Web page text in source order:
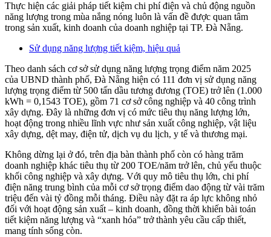
Thực hiện các giải pháp tiết kiệm chi phí điện và chủ động nguồn
năng lượng trong mùa nắng nóng luôn là vấn đề được quan tâm
trong sản xuất, kinh doanh của doanh nghiệp tại TP. Đà Nẵng.
Sử dụng năng lượng tiết kiệm, hiệu quả
Theo danh sách cơ sở sử dụng năng lượng trọng điểm năm 2025
của UBND thành phố, Đà Nẵng hiện có 111 đơn vị sử dụng năng
lượng trọng điểm từ 500 tấn dầu tương đương (TOE) trở lên (1.000
kWh = 0,1543 TOE), gồm 71 cơ sở công nghiệp và 40 công trình
xây dựng. Đây là những đơn vị có mức tiêu thụ năng lượng lớn,
hoạt động trong nhiều lĩnh vực như sản xuất công nghiệp, vật liệu
xây dựng, dệt may, điện tử, dịch vụ du lịch, y tế và thương mại.
Không dừng lại ở đó, trên địa bàn thành phố còn có hàng trăm
doanh nghiệp khác tiêu thụ từ 200 TOE/năm trở lên, chủ yếu thuộc
khối công nghiệp và xây dựng. Với quy mô tiêu thụ lớn, chi phí
điện năng trung bình của mỗi cơ sở trọng điểm dao động từ vài trăm
triệu đến vài tỷ đồng mỗi tháng. Điều này đặt ra áp lực không nhỏ
đối với hoạt động sản xuất – kinh doanh, đồng thời khiến bài toán
tiết kiệm năng lượng và “xanh hóa” trở thành yêu cầu cấp thiết,
mang tính sống còn.